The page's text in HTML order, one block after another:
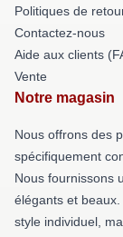
Politiques de
Contactez-nous
Aide aux clients
Vente
Notre magasin
Nous offrons des
spécifiquement
Nous fournissons
élégants et
style individuel,